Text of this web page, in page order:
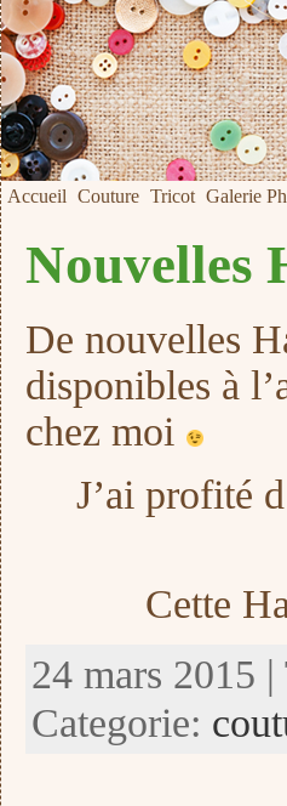
Accueil Couture Tricot Galerie
Nouvelles
De nouvelles
disponibles à
chez moi
J’ai profité
Cette
24 mars 2015 |
Categorie: